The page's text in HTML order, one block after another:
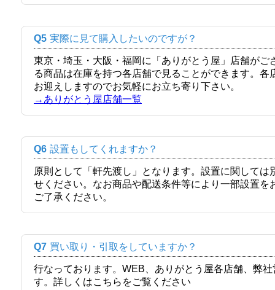
Q5 実際に見て購入したいのですが？
東京・埼玉・大阪・福岡に「ありがとう屋」店舗が
る商品は在庫を持つ各店舗で見ることができます。
お迎えしますのでお気軽にお立ち寄り下さい。
→ありがとう屋店舗一覧
Q6 設置もしてくれますか？
原則として「軒先渡し」となります。設置に関して
せください。なお商品や配送条件等により一部設置
ご了承ください。
Q7 買い取り・引取をしていますか？
行なっております。WEB、ありがとう屋各店舗、弊
す。詳しくはこちらをご覧ください